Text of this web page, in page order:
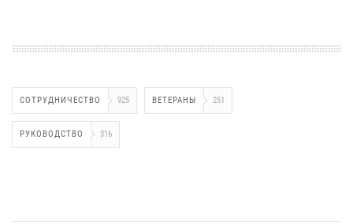
СОТРУДНИЧЕСТВО 925 ВЕТЕРАНЫ 251
РУКОВОДСТВО 316